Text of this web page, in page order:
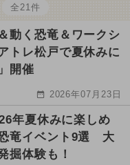
全21件
動く恐竜＆ワークシ
トレ松戸で夏休みに
開催
2026年07月23日
年夏休みに楽しめ
竜イベント9選 大
掘体験も！